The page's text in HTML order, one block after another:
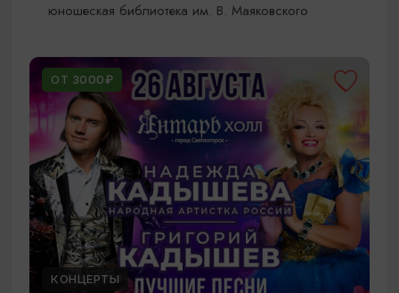
юношеская библиотека им. В. Маяковского
ОТ 3000₽
КОНЦЕРТЫ